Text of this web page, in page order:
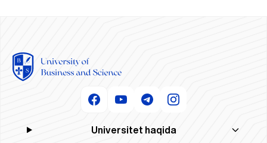
Universitet haqida